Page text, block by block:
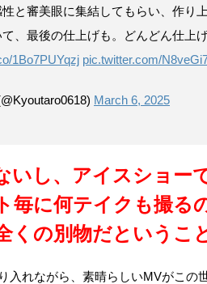
と審美眼に集結してもらい、作り
、最後の仕上げも。どんどん仕上
1Bo7PUYqzj pic.twitter.com/
March 6, 2025
いし、アイスショー
毎に何テイクも撮る
くの別物だということ
入れながら、素晴らしいMVがこの